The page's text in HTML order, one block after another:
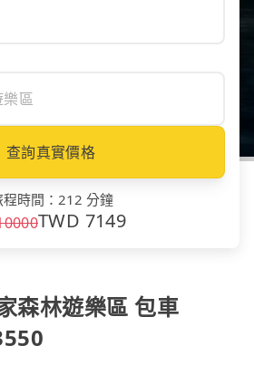
查詢真實價格
程時間 ： 212 分鐘
TWD 7149
森林遊樂區 包車